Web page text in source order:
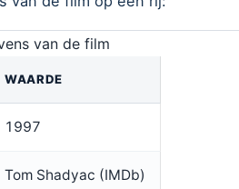
van de film
WAARDE
1997
Tom Shadyac (IMDb)